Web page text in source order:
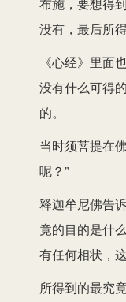
没有，最后所
《心经》里面
没有什么可得
的。
当时须菩提在
呢？”
释迦牟尼佛告
竟的目的是什
有任何相状，
所得到的最究